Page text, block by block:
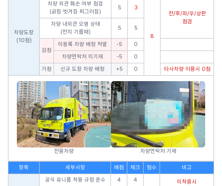
차량도장
(10점)
차량 외관 훼손 여부 점검
(긁힘·벗겨짐·찌그러짐)
5 3
8
전/후/좌/우/상판
점검
차량 내외관 오염 상태
(먼지·기름때)
5 5
감점
미등록 차량 배정 적발 -5
0
차량연락처 미기재
-5
0
가점
신규 도장 차량 배정 +5 0 타사차량 이용시 0점
전용차량 차량연락처 기재
항목 세부사항 배점 체크 점수 비고
공식 유니폼 착용 규정 준수 4 4
미착용시